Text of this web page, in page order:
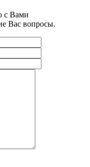
с Вами
Вас вопросы.